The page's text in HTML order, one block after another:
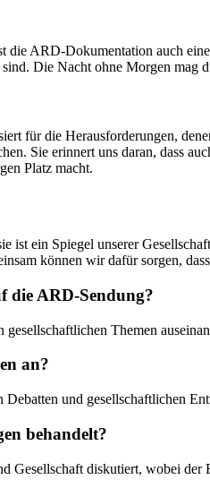
ARD-Dokumentation auch
Die Nacht ohne Morgen
für die Herausforderungen,
Sie erinnert uns daran, dass
Platz macht.
ein Spiegel unserer
können wir dafür sorgen,
die ARD-Sendung?
Themen
an?
und gesellschaftlichen
behandelt?
diskutiert, wobei